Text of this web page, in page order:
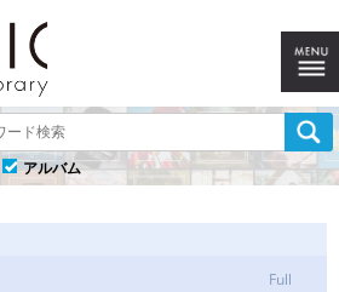
アルバム
Full